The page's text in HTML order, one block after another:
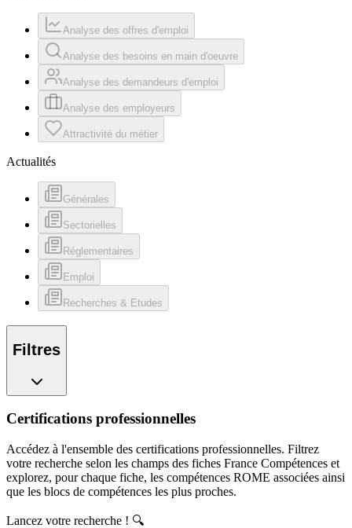
Analyse des offres d'emploi
Analyse des besoins en main d'oeuvre
Analyse des demandeurs d'emploi
Analyse des employeurs
Attractivité du métier
Actualités
Générales
Sectorielles
Réglementaires
Emploi
Recherches & Etudes
Filtres
Certifications professionnelles
Accédez à l'ensemble des certifications professionnelles. Filtrez
votre recherche selon les champs des fiches France Compétences et
explorez, pour chaque fiche, les compétences ROME associées ainsi
que les blocs de compétences les plus proches.
Lancez votre recherche ! 🔍